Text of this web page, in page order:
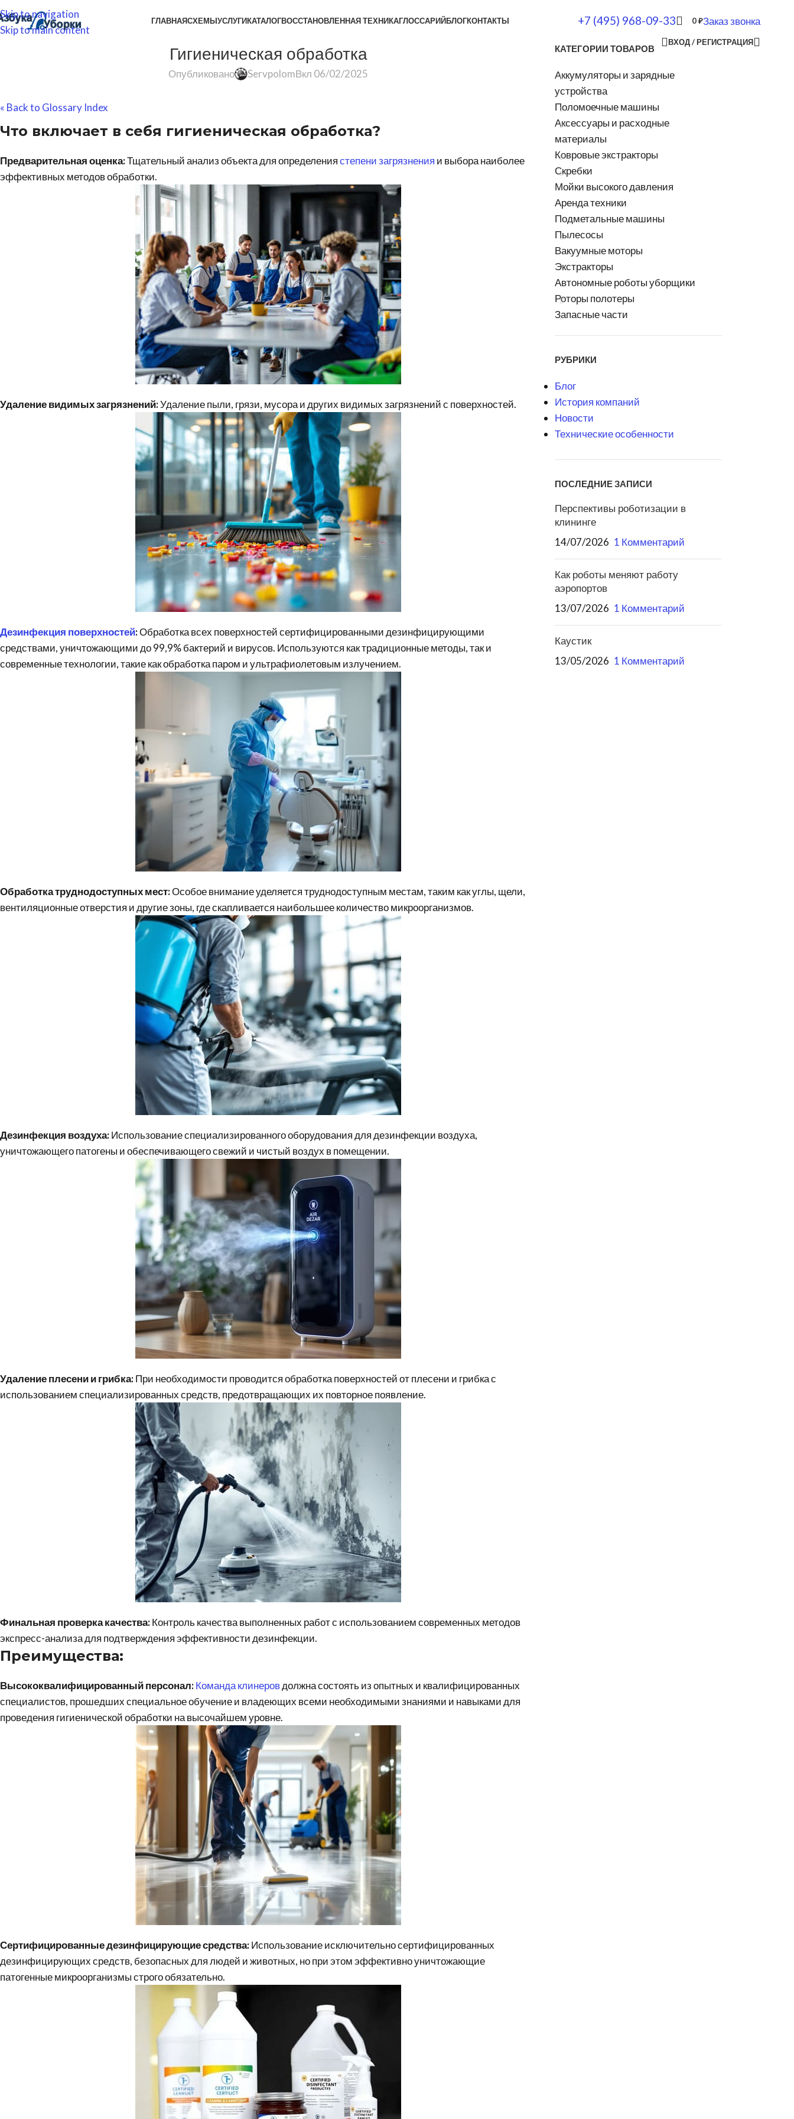
Skip to navigation
Skip to main content
ГЛАВНАЯСХЕМЫУСЛУГИКАТАЛОГВОССТАНОВЛЕННАЯ ТЕХНИКАГЛОССАРИЙБЛОГКОНТАКТЫ +7 (495) 968-09-33 0₽Заказ звонка
ВХОД / РЕГИСТРАЦИЯ
Гигиеническая обработка
Опубликовано ServpolomВкл 06/02/2025
« Back to Glossary Index
Что включает в себя гигиеническая обработка?
Предварительная оценка:Тщательный анализ объекта для определениястепенизагрязнения и выбора наиболее
эффективных методов обработки.
Удаление видимых загрязнений:Удаление пыли, грязи, мусора и других видимых загрязнений с поверхностей.
Дезинфекция поверхностей:Обработка всех поверхностей сертифицированными дезинфицирующими
средствами, уничтожающими до 99,9% бактерий и вирусов. Используются как традиционные методы, так и
современные технологии, такие как обработка паром и ультрафиолетовым излучением.
Обработка труднодоступных мест:Особое внимание уделяется труднодоступным местам, таким как углы, щели,
вентиляционные отверстия и другие зоны, где скапливается наибольшее количество микроорганизмов.
Дезинфекция воздуха:Использование специализированного оборудования для дезинфекции воздуха,
уничтожающего патогены и обеспечивающего свежий и чистый воздух в помещении.
Удаление плесени и грибка:При необходимости проводится обработка поверхностей от плесени и грибка с
использованием специализированных средств, предотвращающих их повторное появление.
Финальная проверка качества:Контроль качества выполненных работ с использованием современных методов
экспресс-анализа для подтверждения эффективности дезинфекции.
Преимущества:
Высококвалифицированный персонал:Команда клинеровдолжна состоять из опытных и квалифицированных
специалистов, прошедших специальное обучение и владеющих всеми необходимыми знаниями и навыками для
проведения гигиенической обработки на высочайшем уровне.
Сертифицированные дезинфицирующие средства:Использование исключительно сертифицированных
дезинфицирующих средств, безопасных для людей и животных, но при этом эффективно уничтожающие
патогенные микроорганизмы строго обязательно.
КАТЕГОРИИ ТОВАРОВ
Аккумуляторы и зарядные
устройства
Поломоечные машины
Аксессуары и расходные
материалы
Ковровые экстракторы
Скребки
Мойки высокого давления
Аренда техники
Подметальные машины
Пылесосы
Вакуумные моторы
Экстракторы
Автономные роботы уборщики
Роторы полотеры
Запасные части
РУБРИКИ
Блог
История компаний
Новости
Технические особенности
ПОСЛЕДНИЕ ЗАПИСИ
Перспективы роботизации в
клининге
14/07/2026 1 Комментарий
Как роботы меняют работу
аэропортов
13/07/2026 1 Комментарий
Каустик
13/05/2026 1 Комментарий